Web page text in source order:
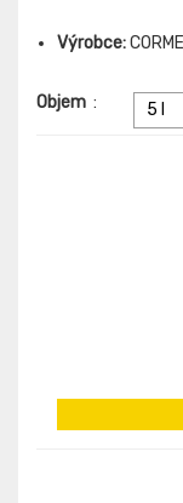
Výrobce:
Objem : 5 l